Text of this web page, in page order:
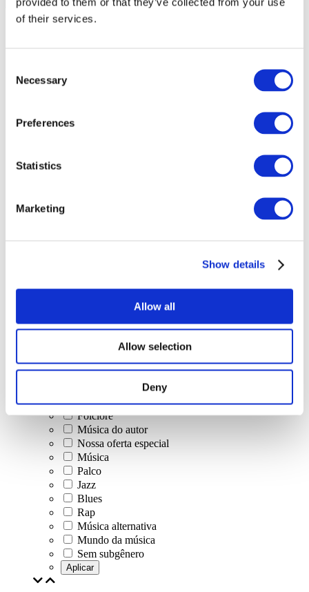
of their services.
Selection
Necessary
Preferences
Statistics
Marketing
Show details
Allow all
Allow selection
Deny
Concertos
Música clássica
Música pop
Musica rock
música israelense
Folclore
Música do autor
Nossa oferta especial
Música
Palco
Jazz
Blues
Rap
Música alternativa
Mundo da música
Sem subgênero
Aplicar